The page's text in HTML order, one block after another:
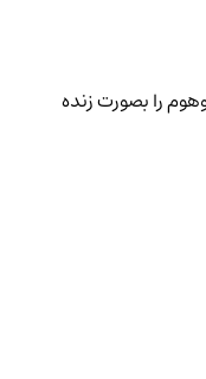
را بصورت زنده